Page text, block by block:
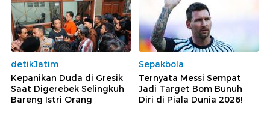
detikJatim
Kepanikan Duda di Gresik
Saat Digerebek Selingkuh
Bareng Istri Orang
Sepakbola
Ternyata Messi Sempat
Jadi Target Bom Bunuh
Diri di Piala Dunia 2026!